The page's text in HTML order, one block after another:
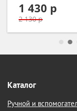
1 430 р
2 130 р
Каталог
Ручной и